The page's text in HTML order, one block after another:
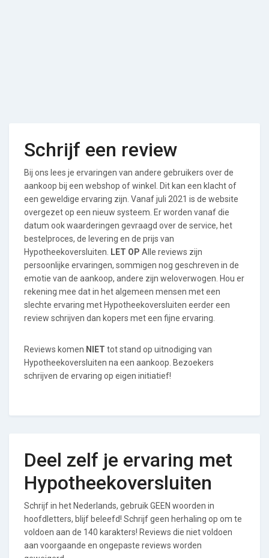
Schrijf een review
Bij ons lees je ervaringen van andere gebruikers over de
aankoop bij een webshop of winkel. Dit kan een klacht of
een geweldige ervaring zijn. Vanaf juli 2021 is de website
overgezet op een nieuw systeem. Er worden vanaf die
datum ook waarderingen gevraagd over de service, het
bestelproces, de levering en de prijs van
Hypotheekoversluiten.
LET OP Alle reviews zijn
persoonlijke ervaringen, sommigen nog geschreven in de
emotie van de aankoop, andere zijn weloverwogen. Hou er
rekening mee dat in het algemeen mensen met een
slechte ervaring met Hypotheekoversluiten eerder een
review schrijven dan kopers met een fijne ervaring.
Reviews komen NIET tot stand op uitnodiging van
Hypotheekoversluiten na een aankoop. Bezoekers
schrijven de ervaring op eigen initiatief!
Deel zelf je ervaring met
Hypotheekoversluiten
Schrijf in het Nederlands, gebruik GEEN woorden in
hoofdletters, blijf beleefd! Schrijf geen herhaling op om te
voldoen aan de 140 karakters! Reviews die niet voldoen
aan voorgaande en ongepaste reviews worden